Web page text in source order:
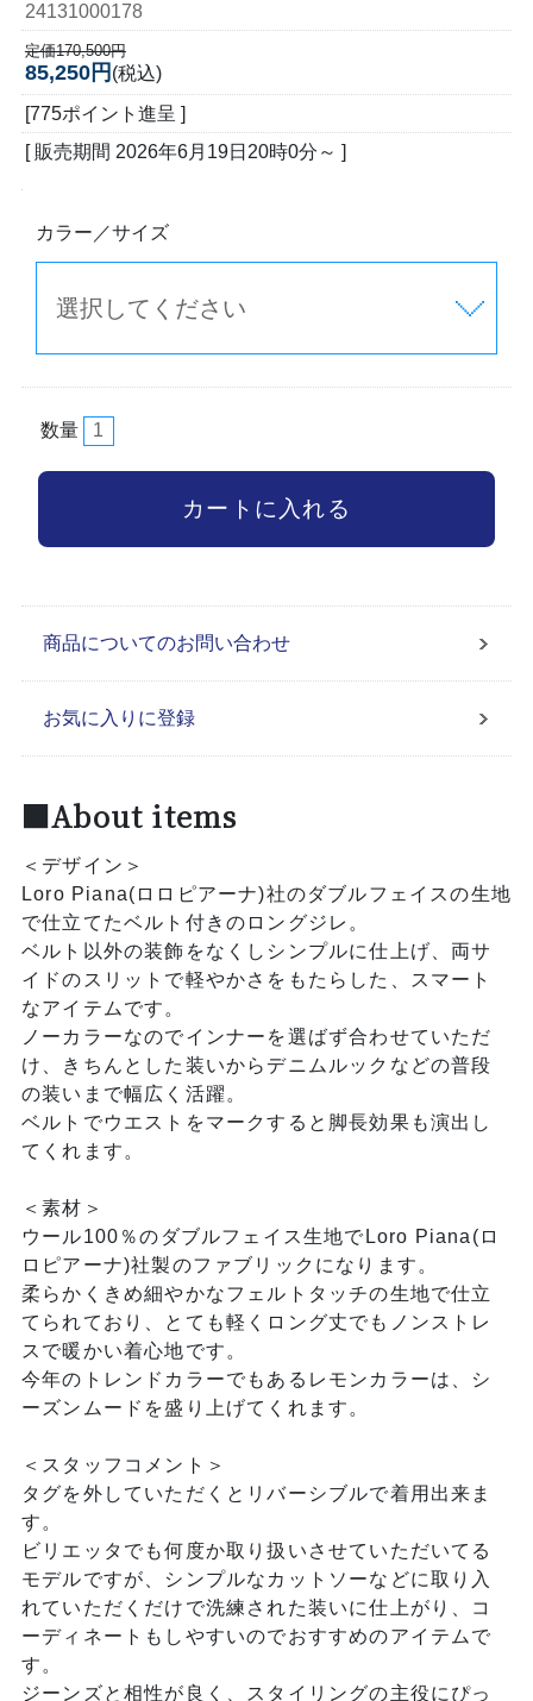
24131000178
定価170,500円
85,250円 (税込)
[775ポイント進呈 ]
[ 販売期間 2026年6月19日20時0分 ～ ]
カラー／サイズ
数量
商品についてのお問い合わせ
お気に入りに登録
■About items
＜デザイン＞
Loro Piana(ロロピアーナ)社のダブルフェイスの生地
で仕立てたベルト付きのロングジレ。
ベルト以外の装飾をなくしシンプルに仕上げ、両サ
イドのスリットで軽やかさをもたらした、スマート
なアイテムです。
ノーカラーなのでインナーを選ばず合わせていただ
け、きちんとした装いからデニムルックなどの普段
の装いまで幅広く活躍。
ベルトでウエストをマークすると脚長効果も演出し
てくれます。
＜素材＞
ウール100％のダブルフェイス生地でLoro Piana(ロ
ロピアーナ)社製のファブリックになります。
柔らかくきめ細やかなフェルトタッチの生地で仕立
てられており、とても軽くロング丈でもノンストレ
スで暖かい着心地です。
今年のトレンドカラーでもあるレモンカラーは、シ
ーズンムードを盛り上げてくれます。
＜スタッフコメント＞
タグを外していただくとリバーシブルで着用出来ま
す。
ビリエッタでも何度か取り扱いさせていただいてる
モデルですが、シンプルなカットソーなどに取り入
れていただくだけで洗練された装いに仕上がり、コ
ーディネートもしやすいのでおすすめのアイテムで
す。
ジーンズと相性が良く、スタイリングの主役にぴっ